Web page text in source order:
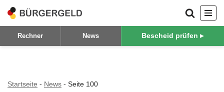
Zum
Inhalt
Rechner News Bescheid prüfen ▸
Startseite - News - Seite 100